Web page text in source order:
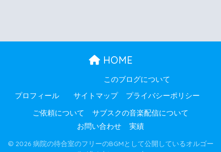
HOME
プロフィール
このブログについて
サイトマップ プライバシーポリシー
ご依頼について
サブスクの音楽配信について
お問い合わせ
実績
© 2026 病院の待合室のフリーのBGMとして公開しているオルゴー